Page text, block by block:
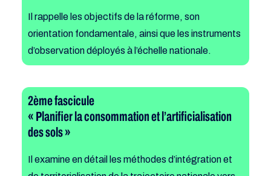
Il rappelle les objectifs de la réforme, son
orientation fondamentale, ainsi que les instruments
d’observation déployés à l’échelle nationale.
2ème fascicule
« Planifier la consommation et l’artificialisation
des sols »
Il examine en détail les méthodes d’intégration et